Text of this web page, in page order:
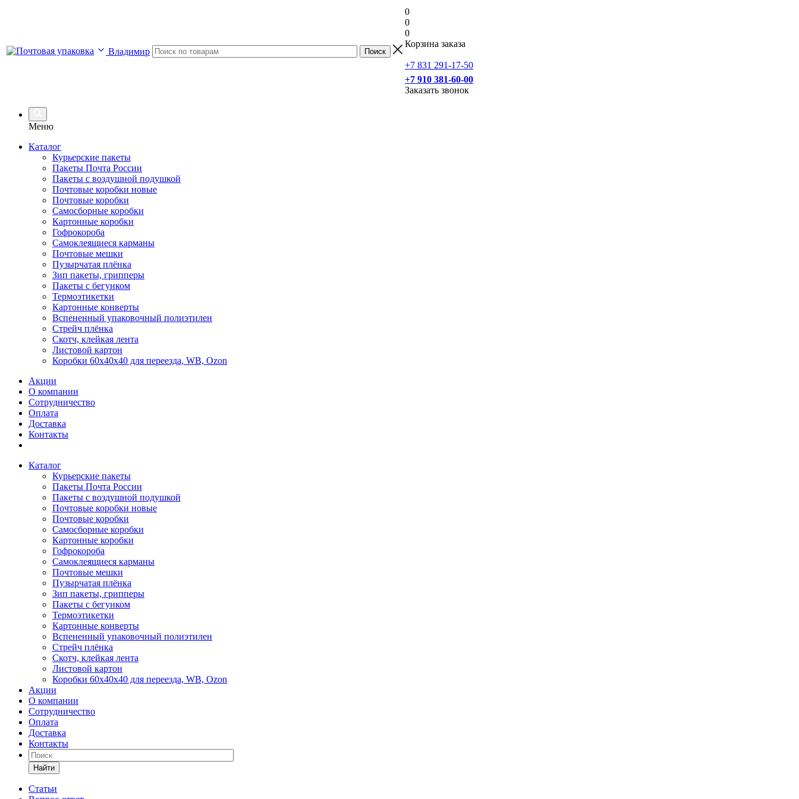
Владимир
0
0
0
Корзина заказа
+7 831 291-17-50
+7 910 381-60-00
Заказать звонок
Меню
Каталог
Курьерские пакеты
Пакеты Почта России
Пакеты с воздушной подушкой
Почтовые коробки новые
Почтовые коробки
Самосборные коробки
Картонные коробки
Гофрокороба
Самоклеящиеся карманы
Почтовые мешки
Пузырчатая плёнка
Зип пакеты, грипперы
Пакеты с бегунком
Термоэтикетки
Картонные конверты
Вспененный упаковочный полиэтилен
Стрейч плёнка
Скотч, клейкая лента
Листовой картон
Коробки 60х40х40 для переезда, WB, Ozon
Акции
О компании
Сотрудничество
Оплата
Доставка
Контакты
Каталог
Курьерские пакеты
Пакеты Почта России
Пакеты с воздушной подушкой
Почтовые коробки новые
Почтовые коробки
Самосборные коробки
Картонные коробки
Гофрокороба
Самоклеящиеся карманы
Почтовые мешки
Пузырчатая плёнка
Зип пакеты, грипперы
Пакеты с бегунком
Термоэтикетки
Картонные конверты
Вспененный упаковочный полиэтилен
Стрейч плёнка
Скотч, клейкая лента
Листовой картон
Коробки 60х40х40 для переезда, WB, Ozon
Акции
О компании
Сотрудничество
Оплата
Доставка
Контакты
Найти
Статьи